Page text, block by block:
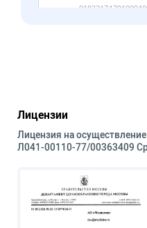
Лицензии
Лицензия на
Л041-00110-77/00363409